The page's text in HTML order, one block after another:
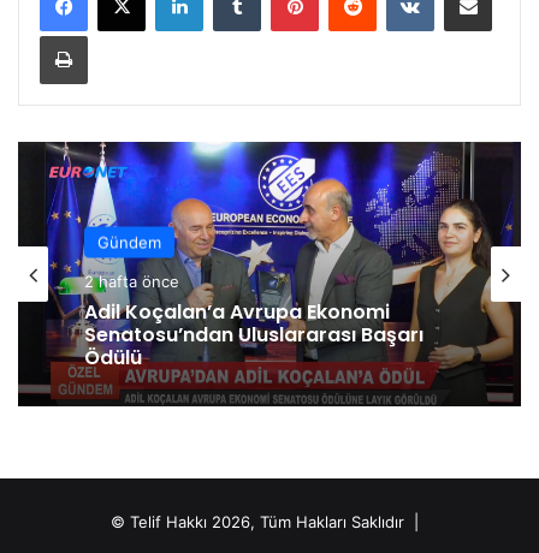
Yazdır
Gündem
2 hafta önce
Adil Koçalan’a Avrupa Ekonomi
Senatosu’ndan Uluslararası Başarı
Ödülü
© Telif Hakkı 2026, Tüm Hakları Saklıdır |